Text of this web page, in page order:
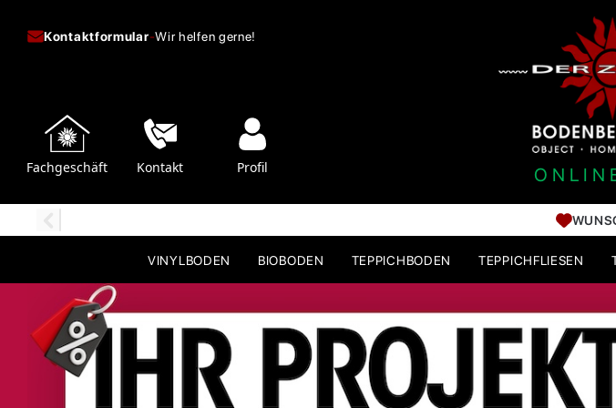
Kontaktformular-Wir helfen gerne!
Fachgeschäft Kontakt Profil
VINYLBODEN BIOBODEN TEPPICHBODEN TEPPICHFLIESEN